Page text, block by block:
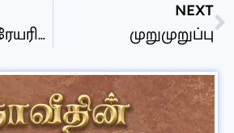
Volume 3 – பெரேயரின் கேள்விகள்
NEXT
முறுமுறுப்பு